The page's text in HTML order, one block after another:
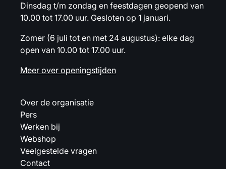
Dinsdag t/m zondag en feestdagen geopend van
10.00 tot 17.00 uur. Gesloten op 1 januari.
Zomer (6 juli tot en met 24 augustus): elke dag
open van 10.00 tot 17.00 uur.
Meer over openingstijden
Over de organisatie
Pers
Werken bij
Webshop
Veelgestelde vragen
Contact